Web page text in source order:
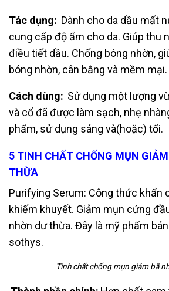
Tác dụng: Dành cho da dầu mất
cung cấp độ ẩm cho da. Giúp thu
điều tiết dầu. Chống bóng nhờn,
bóng nhờn, cân bằng và mềm mại.
Cách dùng: Sử dụng một lượng
và cổ đã được làm sạch, nhẹ
phẩm, sử dụng sáng và(hoặc) tối.
5 TINH CHẤT CHỐNG MỤN
THỪA
Purifying Serum: Công thức khẩn
khiếm khuyết. Giảm mụn cứng
nhờn dư thừa. Đây là mỹ phẩm
sothys.
Tinh chất chống mụn giảm bã